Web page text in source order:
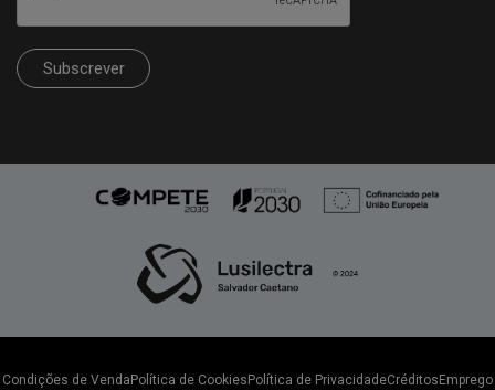
Subscrever
Condições de VendaPolítica de CookiesPolítica de PrivacidadeCréditosEmprego